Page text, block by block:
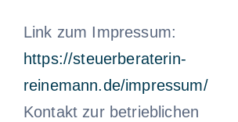
Link zum Impressum:
https://steuerberaterin-
reinemann.de/impressum/
Kontakt zur betrieblichen